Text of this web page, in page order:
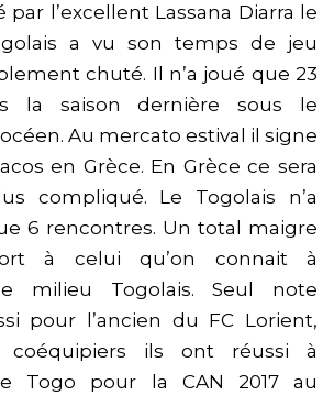
par l’excellent Lassana Diarra le
a vu son temps de jeu
chuté. Il n’a joué que 23
la saison dernière sous le
Au mercato estival il signe
en Grèce. En Grèce ce sera
compliqué. Le Togolais n’a
6 rencontres. Un total maigre
à celui qu’on connait à
milieu Togolais. Seul note
pour l’ancien du FC Lorient,
coéquipiers ils ont réussi à
Togo pour la CAN 2017 au